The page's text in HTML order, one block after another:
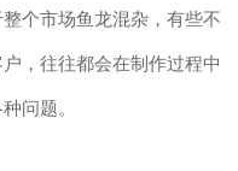
个市场鱼龙混杂，有些不
，往往都会在制作过程中
问题。